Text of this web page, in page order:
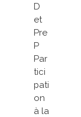
D
et
Pre
P
Par
tici
pati
on
à la